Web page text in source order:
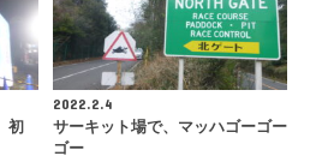
初
2022.2.4
サーキット場で、マッハゴーゴー
ゴー